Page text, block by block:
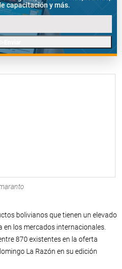
capacitación y más.
bolivianos que tienen un elevado
los mercados internacionales.
870 existentes en la oferta
La Razón en su edición